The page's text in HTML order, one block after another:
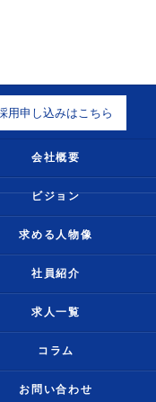
用申し込みはこちら
会社概要
ビジョン
求める人物像
社員紹介
求人一覧
コラム
お問い合わせ